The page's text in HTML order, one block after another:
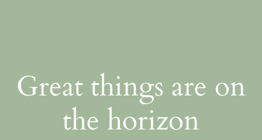
Great things are on
the horizon